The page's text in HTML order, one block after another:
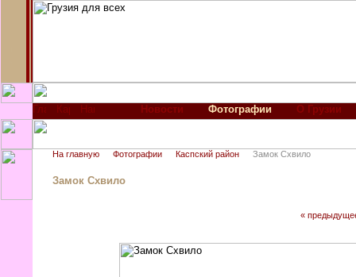
Новости Фотографии О Грузии
На главную Фотографии Каспский район Замок Схвило
Замок Схвило
«